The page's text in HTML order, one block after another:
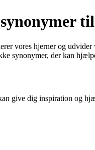
vores hjerner og
synonymer, der kan
give dig inspiration og